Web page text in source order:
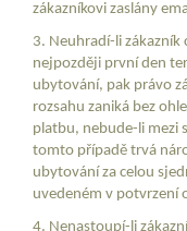
zákazníkovi zaslány
3. Neuhradí-li zákazník
nejpozději první den
ubytování, pak právo
rozsahu zaniká bez
platbu, nebude-li mezi
tomto případě trvá
ubytování za celou
uvedeném v potvrzení
4. Nenastoupí-li